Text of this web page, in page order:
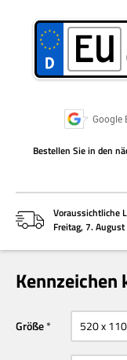
Google
Bestellen Siein den
Voraussichtliche
Freitag, 7.
Größe